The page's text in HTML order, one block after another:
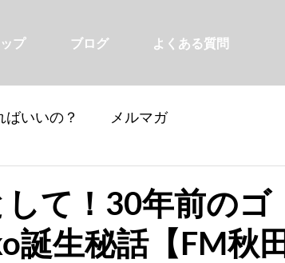
プ ブログ よくある質問
いいの？ メルマガ
て！30年前のゴ
誕生秘話【FM秋田